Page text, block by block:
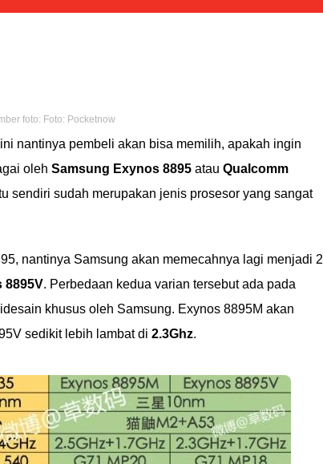
foto: Foto: Pocketnow
nantinya pembeli akan bisa memilih, apakah ingin
oleh Samsung Exynos 8895 atau Qualcomm
sendiri sudah merupakan jenis prosesor yang sangat
nantinya Samsung akan memecahnya lagi menjadi 2
8895V. Perbedaan kedua varian tersebut ada pada
khusus oleh Samsung. Exynos 8895M akan
sedikit lebih lambat di 2.3Ghz.